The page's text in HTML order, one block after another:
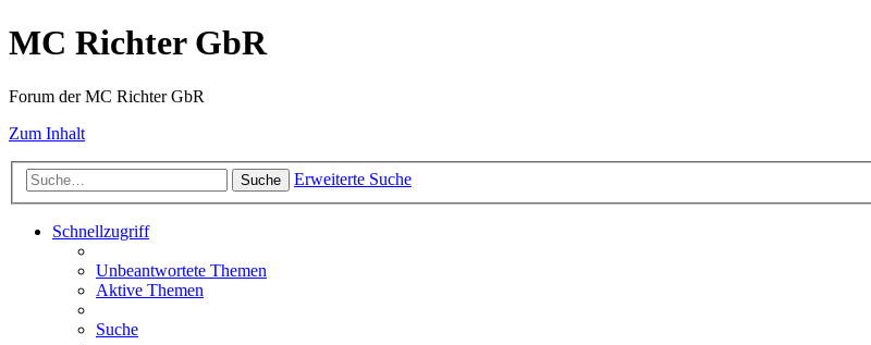
MC Richter GbR
Forum der MC Richter GbR
Zum Inhalt
Suche Erweiterte Suche
Schnellzugriff
Unbeantwortete Themen
Aktive Themen
Suche